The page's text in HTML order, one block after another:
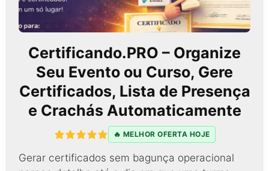
Certificando.PRO – Organize
Seu Evento ou Curso, Gere
Certificados, Lista de Presença
e Crachás Automaticamente
🔥 MELHOR OFERTA HOJE
Gerar certificados sem bagunça operacional